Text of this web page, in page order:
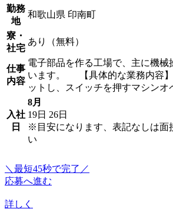
勤務
地
和歌山県 印南町
寮・
社宅
あり（無料）
仕事
内容
電子部品を作る工場で、主に機械
います。 【具体的な業務内容】
ットし、スイッチを押すマシンオ
入社
日
8月
19日 26日
※目安になります、表記なしは面
い
＼最短45秒で完了／
応募へ進む
詳しく